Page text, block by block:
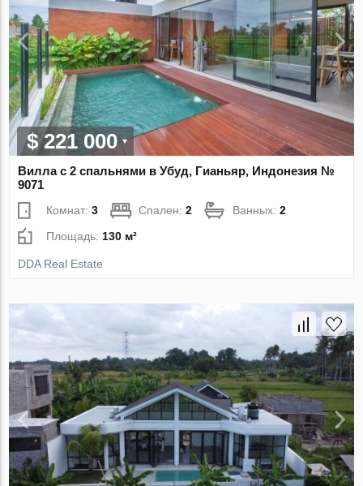
$ 221 000
Вилла с 2 спальнями в Убуд, Гианьяр, Индонезия №
9071
Комнат:3 Спален:2 Ванных:2
Площадь: 130 м²
DDA Real Estate